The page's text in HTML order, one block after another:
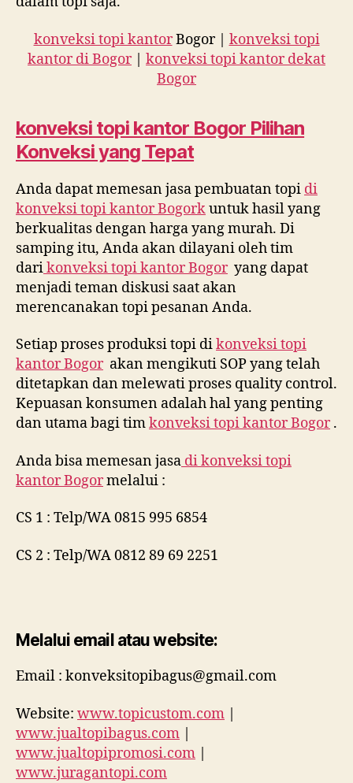
konveksi topi kantorBogor | konveksi topi
kantor di Bogor| konveksi topi kantor dekat
Bogor
konveksi topi kantor Bogor Pilihan
Konveksi yang Tepat
Anda dapat memesan jasa pembuatan topi di
konveksi topi kantor Bogorkuntuk hasil yang
berkualitas dengan harga yang murah. Di
samping itu, Anda akan dilayani oleh tim
darikonveksi topi kantor Bogoryang dapat
menjadi teman diskusi saat akan
merencanakan topi pesanan Anda.
Setiap proses produksi topi dikonveksi topi
kantor Bogorakan mengikuti SOP yang telah
ditetapkan dan melewati proses quality control.
Kepuasan konsumen adalah hal yang penting
dan utama bagi timkonveksi topi kantor Bogor.
Anda bisa memesan jasa dikonveksi topi
kantor Bogormelalui :
CS 1 : Telp/WA 0815 995 6854
CS 2 : Telp/WA 0812 89 69 2251
Melalui email atau website:
Email : konveksitopibagus@gmail.com
Website: www.topicustom.com |
www.jualtopibagus.com |
www.jualtopipromosi.com |
www.juragantopi.com